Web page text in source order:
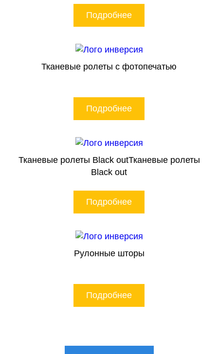
Подробнее
Тканевые ролеты с фотопечатью
Подробнее
Тканевые ролеты Black outТканевые ролеты
Black out
Подробнее
Рулонные шторы
Подробнее